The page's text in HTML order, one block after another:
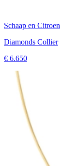
Schaap en Citroen
Diamonds Collier
€ 6.650